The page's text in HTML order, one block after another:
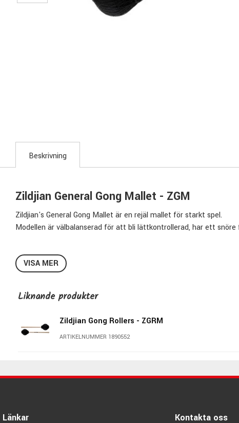
Beskrivning
Zildjian General Gong Mallet - ZGM
Zildjian's General Gong Mallet är en rejäl mallet för starkt spel.
Modellen är välbalanserad för att bli lättkontrollerad, har ett
Längd:444,5mm
Huvud: Diamantform
Diameter Huvud:
Material Huvud:Lindat garn
Pris per styck
Zildjian är inte bara världens största cymbalstillverkare utan även
Märket är en storfavorit bland trumslagare världen över, proffs
VISA MER
Liknande produkter
Zildjian Gong Rollers - ZGRM
ARTIKELNUMMER 1890552
Länkar Kontakta oss